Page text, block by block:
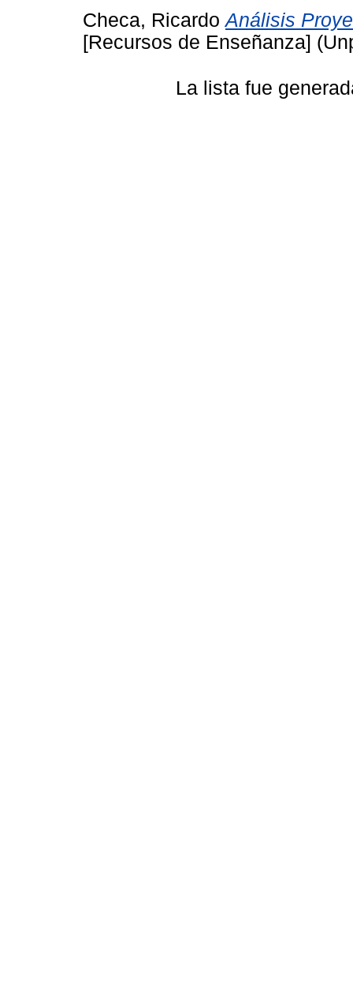
Checa, Ricardo Análisis
[Recursos de Enseñanza]
La lista fue